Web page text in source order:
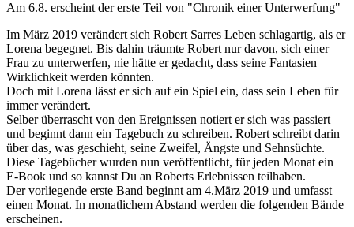
Am 6.8. erscheint der erste Teil von "Chronik einer Unterwerfung"
Im März 2019 verändert sich Robert Sarres Leben schlagartig, als er
Lorena begegnet. Bis dahin träumte Robert nur davon, sich einer
Frau zu unterwerfen, nie hätte er gedacht, dass seine Fantasien
Wirklichkeit werden könnten.
Doch mit Lorena lässt er sich auf ein Spiel ein, dass sein Leben für
immer verändert.
Selber überrascht von den Ereignissen notiert er sich was passiert
und beginnt dann ein Tagebuch zu schreiben. Robert schreibt darin
über das, was geschieht, seine Zweifel, Ängste und Sehnsüchte.
Diese Tagebücher wurden nun veröffentlicht, für jeden Monat ein
E-Book und so kannst Du an Roberts Erlebnissen teilhaben.
Der vorliegende erste Band beginnt am 4.März 2019 und umfasst
einen Monat. In monatlichem Abstand werden die folgenden Bände
erscheinen.